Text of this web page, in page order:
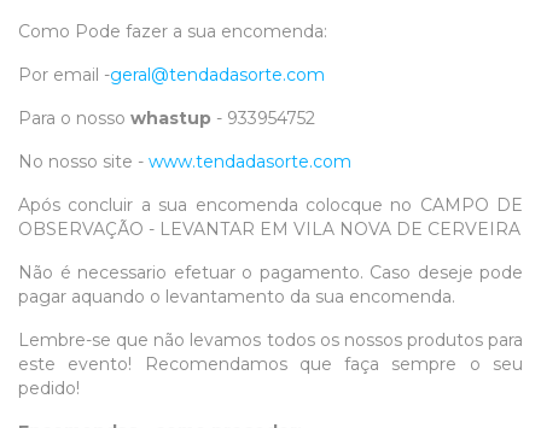
Como Pode fazer a sua encomenda:
Por email -geral@tendadasorte.com
Para o nosso whastup - 933954752
No nosso site - www.tendadasorte.com
Após concluir a sua encomenda colocque no CAMPO DE
OBSERVAÇÃO - LEVANTAR EM VILA NOVA DE CERVEIRA
Não é necessario efetuar o pagamento. Caso deseje pode
pagar aquando o levantamento da sua encomenda.
Lembre-se que não levamos todos os nossos produtos para
este evento! Recomendamos que faça sempre o seu
pedido!